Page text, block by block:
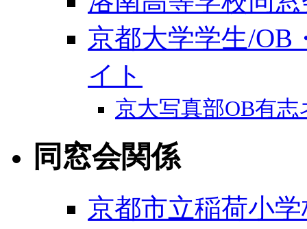
京都大学学生/OB
イト
京大写真部OB有
同窓会関係
京都市立稲荷小